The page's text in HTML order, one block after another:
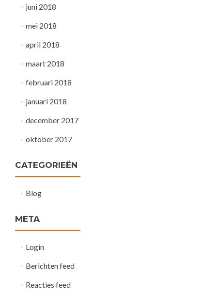
juni 2018
mei 2018
april 2018
maart 2018
februari 2018
januari 2018
december 2017
oktober 2017
CATEGORIEËN
Blog
META
Login
Berichten feed
Reacties feed